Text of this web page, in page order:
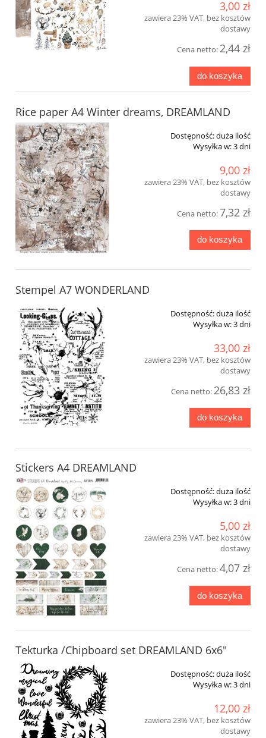
3,00 zł
zawiera 23% VAT, bez kosztów
dostawy
Cena netto: 2,44 zł
do koszyka
Rice paper A4 Winter dreams, DREAMLAND
Dostępność:duża ilość
Wysyłka w:3 dni
9,00 zł
zawiera 23% VAT, bez kosztów
dostawy
Cena netto:7,32 zł
do koszyka
Stempel A7 WONDERLAND
Dostępność:duża ilość
Wysyłka w:3 dni
33,00 zł
zawiera 23% VAT, bez kosztów
dostawy
Cena netto: 26,83 zł
do koszyka
Stickers A4 DREAMLAND
Dostępność:duża ilość
Wysyłka w:3 dni
5,00 zł
zawiera 23% VAT, bez kosztów
dostawy
Cena netto:4,07 zł
do koszyka
Tekturka /Chipboard set DREAMLAND 6x6"
Dostępność:duża ilość
Wysyłka w:3 dni
12,00 zł
zawiera 23% VAT, bez kosztów
dostawy